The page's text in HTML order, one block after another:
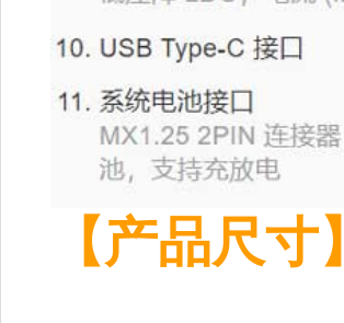
【产品尺寸】